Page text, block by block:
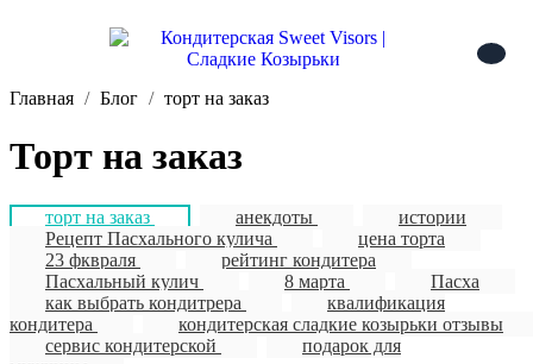
Главная Блог торт на заказ
торт на заказ
торт на заказ анекдоты
истории
Рецепт Пасхального кулича
цена торта
23 фквраля
рейтинг кондитера
Пасхальный кулич
8 марта
Пасха
как выбрать кондитрера
квалификация
кондитера
кондитерская сладкие козырьки отзывы
сервис кондитерской
подарок для